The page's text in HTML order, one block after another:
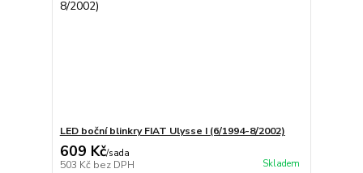
LED boční blinkry FIAT Ulysse I (6/1994-8/2002)
609 Kč/sada
503 Kč bez DPH Skladem